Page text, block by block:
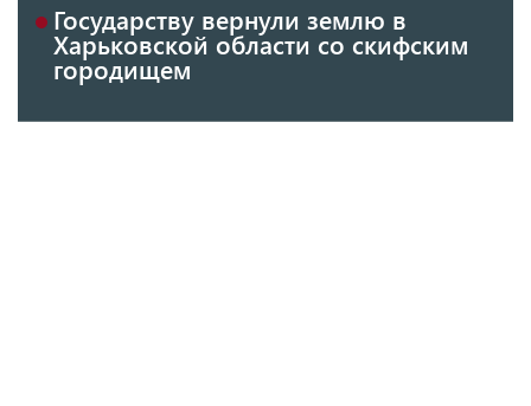
Государству вернули землю в
Харьковской области со скифским
городищем